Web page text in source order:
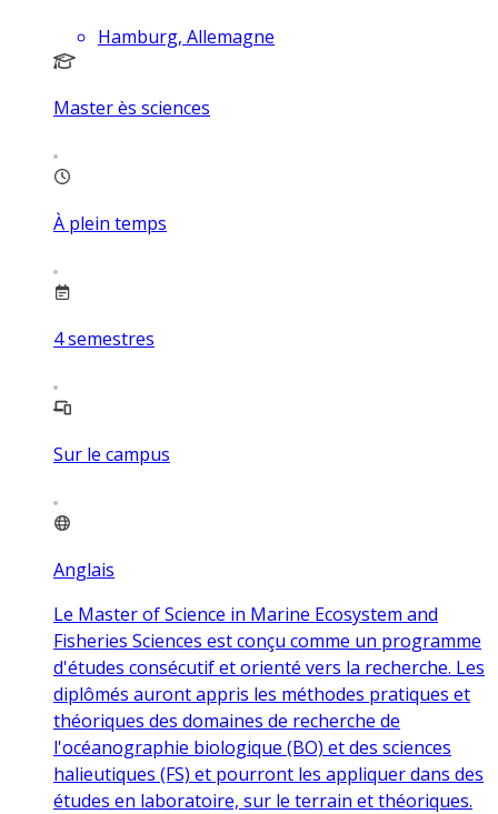
Hamburg, Allemagne
Master ès sciences
À plein temps
4semestres
Sur le campus
Anglais
Le Master of Science in Marine Ecosystem and
Fisheries Sciences est conçu comme un programme
d'études consécutif et orienté vers la recherche. Les
diplômés auront appris les méthodes pratiques et
théoriques des domaines de recherche de
l'océanographie biologique (BO) et des sciences
halieutiques (FS) et pourront les appliquer dans des
études en laboratoire, sur le terrain et théoriques.